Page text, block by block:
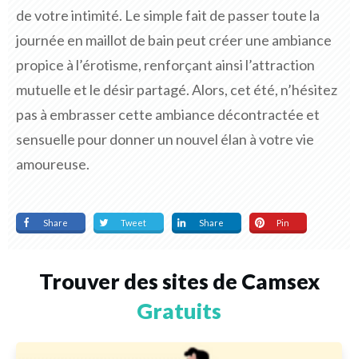
de votre intimité. Le simple fait de passer toute la
journée en maillot de bain peut créer une ambiance
propice à l’érotisme, renforçant ainsi l’attraction
mutuelle et le désir partagé. Alors, cet été, n’hésitez
pas à embrasser cette ambiance décontractée et
sensuelle pour donner un nouvel élan à votre vie
amoureuse.
Share Tweet Share Pin
Trouver des sites de Camsex
Gratuits